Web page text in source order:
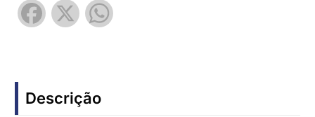
Facebook
X
Descrição